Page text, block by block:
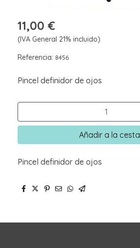
11,00 €
(IVA General 21% incluido)
Referencia: 8456
Pincel definidor de ojos
Añadir a la cesta
Pincel definidor de ojos